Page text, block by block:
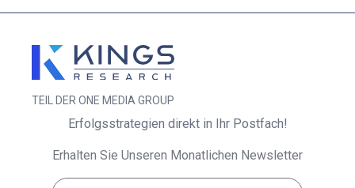
TEIL DER ONE MEDIA GROUP
Erfolgsstrategien direkt in Ihr Postfach!
Erhalten Sie Unseren Monatlichen Newsletter